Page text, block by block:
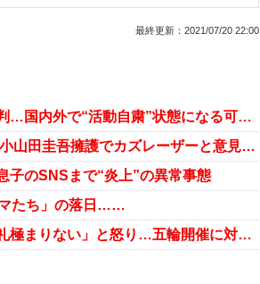
最終更新： 2021/07/20 22:00
小山田圭吾、海外から「虐待」と厳しい批判…国内外で“活動自粛”状態になる可能性
爆笑太田は“やっぱりズレてる”？ 炎上中・小山田圭吾擁護でカズレーザーと意見ぶつかる
のSNSまで“炎上”の異常事態
マたち」の落日……
村田諒太、金メダリスト格付け番組に「失礼極まりない」と怒り…五輪開催に対するテレビ局の「ダブスタ」批判も拡大か